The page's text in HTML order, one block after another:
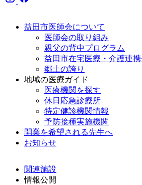
益田市医師会について
医師会の取り組み
親父の背中プログラム
益田市在宅医療・介護連
郷土の誇り
地域の医療ガイド
医療機関を探す
休日応急診療所
特定健診機関情報
予防接種実施機関
開業を希望される先生へ
お知らせ
関連施設
情報公開